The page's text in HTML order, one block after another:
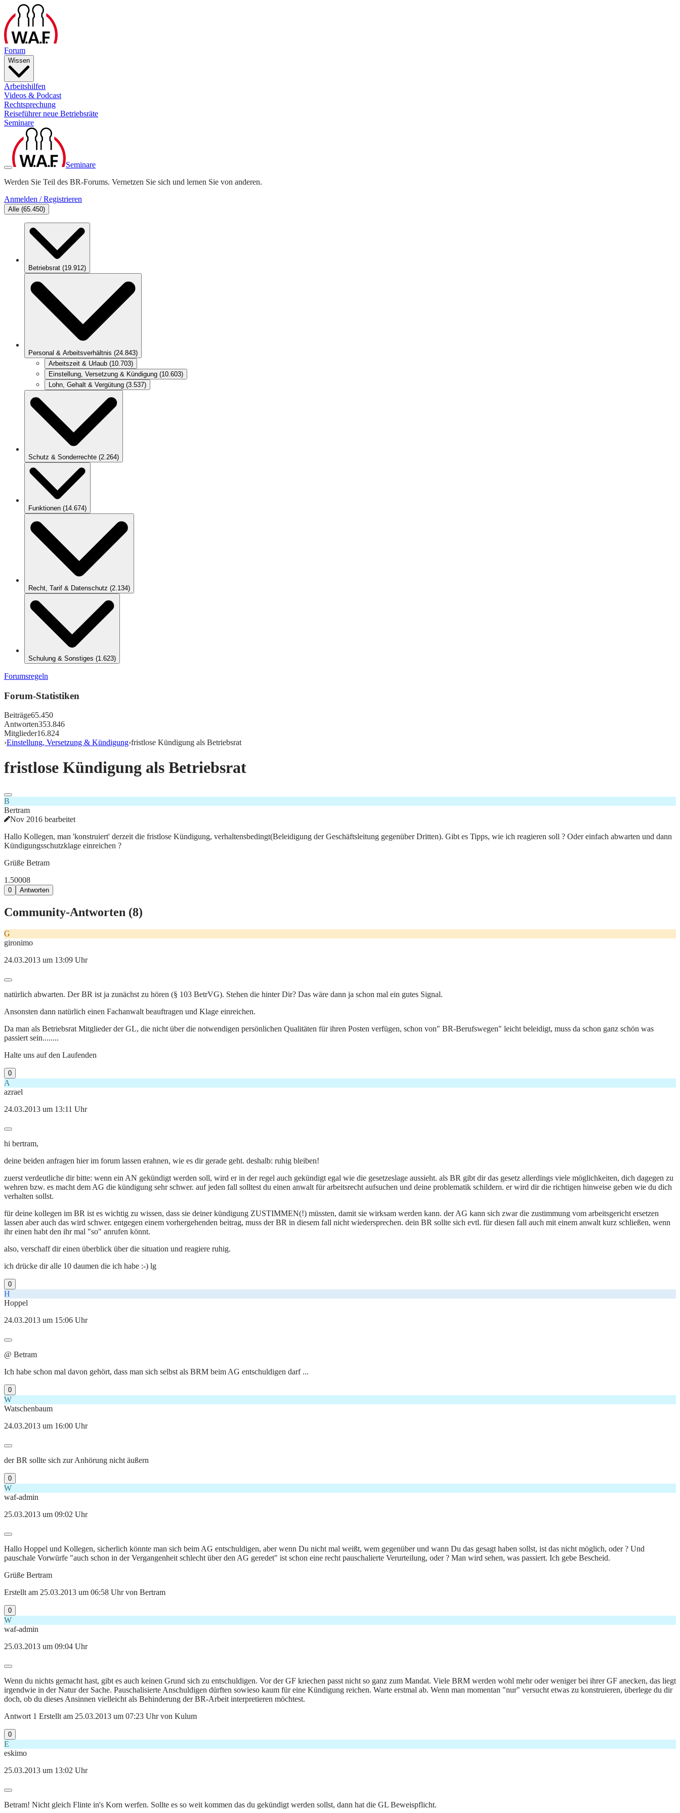
Forum
Wissen
Arbeitshilfen
Videos & Podcast
Rechtsprechung
Reiseführer neue Betriebsräte
Seminare
Seminare
Werden Sie Teil des BR-Forums. Vernetzen Sie sich und lernen Sie von anderen.
Anmelden / Registrieren
Alle (65.450)
Betriebsrat (19.912)
Personal & Arbeitsverhältnis (24.843)
Arbeitszeit & Urlaub (10.703)
Einstellung, Versetzung & Kündigung (10.603)
Lohn, Gehalt & Vergütung (3.537)
Schutz & Sonderrechte (2.264)
Funktionen (14.674)
Recht, Tarif & Datenschutz (2.134)
Schulung & Sonstiges (1.623)
Forumsregeln
Forum-Statistiken
Beiträge65.450
Antworten353.846
Mitglieder16.824
›Einstellung, Versetzung & Kündigung›fristlose Kündigung als Betriebsrat
fristlose Kündigung als Betriebsrat
B
Bertram
Nov 2016 bearbeitet
Hallo Kollegen, man 'konstruiert' derzeit die fristlose Kündigung, verhaltensbedingt(Beleidigung der Geschäftsleitung gegenüber Dritten). Gibt es Tipps, wie ich reagieren soll ? Oder einfach abwarten und dann
Kündigungsschutzklage einreichen ?
Grüße Betram
1.50008
0 Antworten
Community-Antworten (8)
G
gironimo
24.03.2013 um 13:09 Uhr
natürlich abwarten. Der BR ist ja zunächst zu hören (§ 103 BetrVG). Stehen die hinter Dir? Das wäre dann ja schon mal ein gutes Signal.
Ansonsten dann natürlich einen Fachanwalt beauftragen und Klage einreichen.
Da man als Betriebsrat Mitglieder der GL, die nicht über die notwendigen persönlichen Qualitäten für ihren Posten verfügen, schon von" BR-Berufswegen" leicht beleidigt, muss da schon ganz schön was
passiert sein........
Halte uns auf den Laufenden
0
A
azrael
24.03.2013 um 13:11 Uhr
hi bertram,
deine beiden anfragen hier im forum lassen erahnen, wie es dir gerade geht. deshalb: ruhig bleiben!
zuerst verdeutliche dir bitte: wenn ein AN gekündigt werden soll, wird er in der regel auch gekündigt egal wie die gesetzeslage aussieht. als BR gibt dir das gesetz allerdings viele möglichkeiten, dich dagegen zu
wehren bzw. es macht dem AG die kündigung sehr schwer. auf jeden fall solltest du einen anwalt für arbeitsrecht aufsuchen und deine problematik schildern. er wird dir die richtigen hinweise geben wie du dich
verhalten sollst.
für deine kollegen im BR ist es wichtig zu wissen, dass sie deiner kündigung ZUSTIMMEN(!) müssten, damit sie wirksam werden kann. der AG kann sich zwar die zustimmung vom arbeitsgericht ersetzen
lassen aber auch das wird schwer. entgegen einem vorhergehenden beitrag, muss der BR in diesem fall nicht wiedersprechen. dein BR sollte sich evtl. für diesen fall auch mit einem anwalt kurz schließen, wenn
ihr einen habt den ihr mal "so" anrufen könnt.
also, verschaff dir einen überblick über die situation und reagiere ruhig.
ich drücke dir alle 10 daumen die ich habe :-) lg
0
H
Hoppel
24.03.2013 um 15:06 Uhr
@ Betram
Ich habe schon mal davon gehört, dass man sich selbst als BRM beim AG entschuldigen darf ...
0
W
Watschenbaum
24.03.2013 um 16:00 Uhr
der BR sollte sich zur Anhörung nicht äußern
0
W
waf-admin
25.03.2013 um 09:02 Uhr
Hallo Hoppel und Kollegen, sicherlich könnte man sich beim AG entschuldigen, aber wenn Du nicht mal weißt, wem gegenüber und wann Du das gesagt haben sollst, ist das nicht möglich, oder ? Und
pauschale Vorwürfe "auch schon in der Vergangenheit schlecht über den AG geredet" ist schon eine recht pauschalierte Verurteilung, oder ? Man wird sehen, was passiert. Ich gebe Bescheid.
Grüße Bertram
Erstellt am 25.03.2013 um 06:58 Uhr von Bertram
0
W
waf-admin
25.03.2013 um 09:04 Uhr
Wenn du nichts gemacht hast, gibt es auch keinen Grund sich zu entschuldigen. Vor der GF kriechen passt nicht so ganz zum Mandat. Viele BRM werden wohl mehr oder weniger bei ihrer GF anecken, das liegt
irgendwie in der Natur der Sache. Pauschalisierte Anschuldigen dürften sowieso kaum für eine Kündigung reichen. Warte erstmal ab. Wenn man momentan "nur" versucht etwas zu konstruieren, überlege du dir
doch, ob du dieses Ansinnen vielleicht als Behinderung der BR-Arbeit interpretieren möchtest.
Antwort 1 Erstellt am 25.03.2013 um 07:23 Uhr von Kulum
0
E
eskimo
25.03.2013 um 13:02 Uhr
Betram! Nicht gleich Flinte in's Korn werfen. Sollte es so weit kommen das du gekündigt werden sollst, dann hat die GL Beweispflicht.